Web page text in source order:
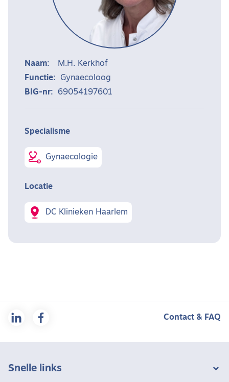
Naam:
M.H. Kerkhof
Functie:
Gynaecoloog
BIG-nr:
69054197601
Specialisme
Gynaecologie
Locatie
DC Klinieken Haarlem
Contact & FAQ
Snelle links